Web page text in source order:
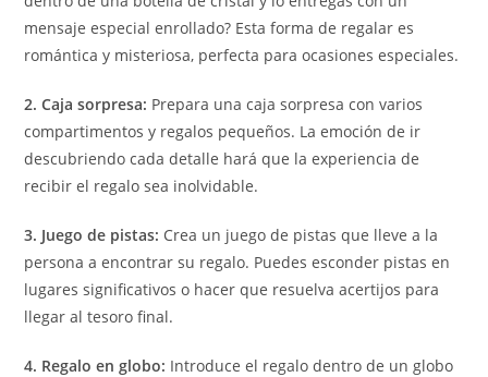
mensaje especial enrollado? Esta forma de regalar es
romántica y misteriosa, perfecta para ocasiones especiales.
2. Caja sorpresa: Prepara una caja sorpresa con varios
compartimentos y regalos pequeños. La emoción de ir
descubriendo cada detalle hará que la experiencia de
recibir el regalo sea inolvidable.
3. Juego de pistas: Crea un juego de pistas que lleve a la
persona a encontrar su regalo. Puedes esconder pistas en
lugares significativos o hacer que resuelva acertijos para
llegar al tesoro final.
4. Regalo en globo: Introduce el regalo dentro de un globo